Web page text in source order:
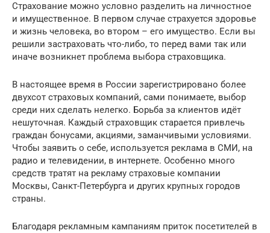
Страхование можно условно разделить на личностное
и имущественное. В первом случае страхуется здоровье
и жизнь человека, во втором – его имущество. Если вы
решили застраховать что-либо, то перед вами так или
иначе возникнет проблема выбора страховщика.
В настоящее время в России зарегистрировано более
двухсот страховых компаний, сами понимаете, выбор
среди них сделать нелегко. Борьба за клиентов идёт
нешуточная. Каждый страховщик старается привлечь
граждан бонусами, акциями, заманчивыми условиями.
Чтобы заявить о себе, используется реклама в СМИ, на
радио и телевидении, в интернете. Особенно много
средств тратят на рекламу страховые компании
Москвы, Санкт-Петербурга и других крупных городов
страны.
Благодаря рекламным кампаниям приток посетителей в